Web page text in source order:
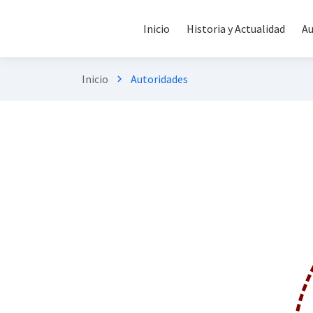
Inicio Historia y Actualidad
Inicio chevron_right Autoridades